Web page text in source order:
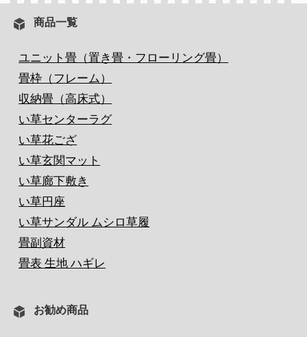
商品一覧
ユニット畳（置き畳・フローリング畳）
畳枠（フレーム）
収納畳（高床式）
い草センターラグ
い草花ござ
い草玄関マット
い草廊下敷き
い草円座
い草サンダル ムシロ草履
畳副資材
畳表 生地 ハギレ
お勧め商品